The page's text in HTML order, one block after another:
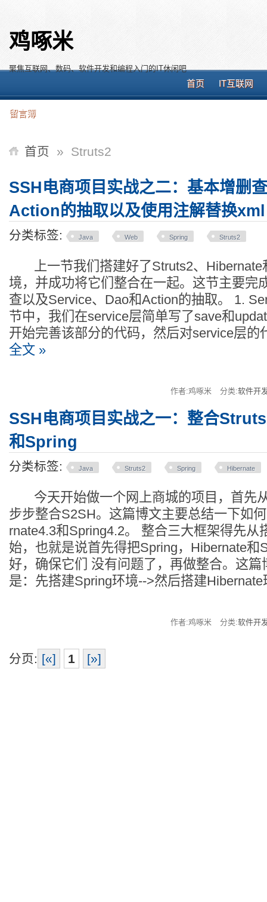
鸡啄米
聚焦互联网、数码、软件开发和编程入门的IT休闲吧
首页 IT互联网
留言簿
首页 » Struts2
SSH电商项目实战之二：基本增删
Action的抽取以及使用注解替换xml
分类标签: Java Web Spring Struts2
上一节我们搭建好了Struts2、Hibernate
境，并成功将它们整合在一起。这节主要完
查以及Service、Dao和Action的抽取。 1.
节中，我们在service层简单写了save和
开始完善该部分的代码，然后对service层的
全文 »
作者:鸡啄米 分类:软件开
SSH电商项目实战之一：整合
和Spring
分类标签: Java Struts2 Spring Hibernate
今天开始做一个网上商城的项目，首先
步步整合S2SH。这篇博文主要总结一下如
rnate4.3和Spring4.2。 整合三大框架得先从
始，也就是说首先得把Spring，Hibernate和
好，确保它们 没有问题了，再做整合。这篇
是：先搭建Spring环境-->然后搭建Hibernate
作者:鸡啄米 分类:软件开
分页: [«] 1 [»]